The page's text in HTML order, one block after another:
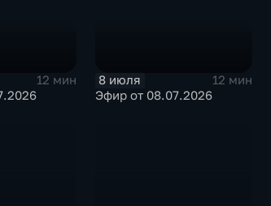
12 мин
8 июля
12 мин
Эфир от 08.07.2026